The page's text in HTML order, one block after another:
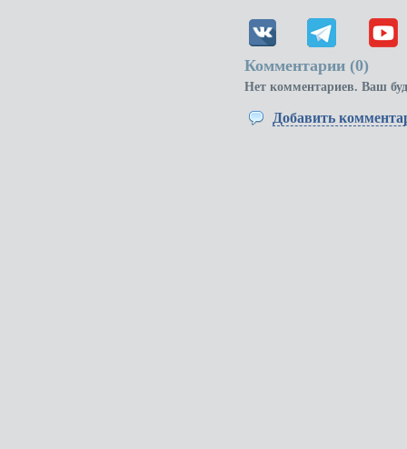
Комментарии (0)
Нет комментариев. Ваш
Добавить